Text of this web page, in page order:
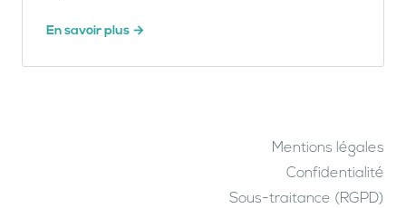
En savoir plus
Mentions légales
Confidentialité
Sous-traitance (RGPD)